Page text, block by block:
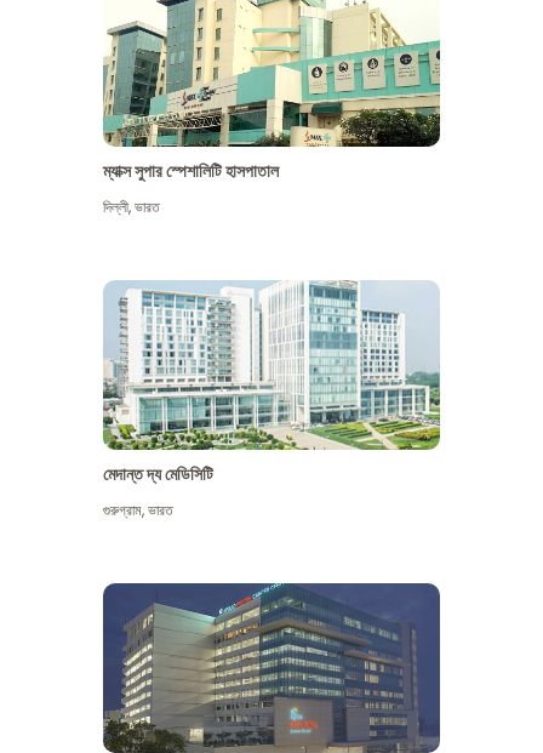
ম্যাক্স সুপার স্পেশালিটি হাসপাতাল
দিল্লী,ভারত
মেদান্ত দ্য মেডিসিটি
গুরুগ্রাম,ভারত